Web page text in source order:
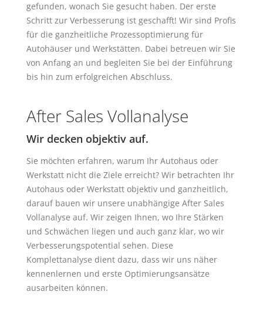
gefunden, wonach Sie gesucht haben. Der erste
Schritt zur Verbesserung ist geschafft! Wir sind Profis
für die ganzheitliche Prozessoptimierung für
Autohäuser und Werkstätten. Dabei betreuen wir Sie
von Anfang an und begleiten Sie bei der Einführung
bis hin zum erfolgreichen Abschluss.
After Sales Vollanalyse
Wir decken objektiv auf.
Sie möchten erfahren, warum Ihr Autohaus oder
Werkstatt nicht die Ziele erreicht? Wir betrachten Ihr
Autohaus oder Werkstatt objektiv und ganzheitlich,
darauf bauen wir unsere unabhängige After Sales
Vollanalyse auf. Wir zeigen Ihnen, wo Ihre Stärken
und Schwächen liegen und auch ganz klar, wo wir
Verbesserungspotential sehen. Diese
Komplettanalyse dient dazu, dass wir uns näher
kennenlernen und erste Optimierungsansätze
ausarbeiten können.